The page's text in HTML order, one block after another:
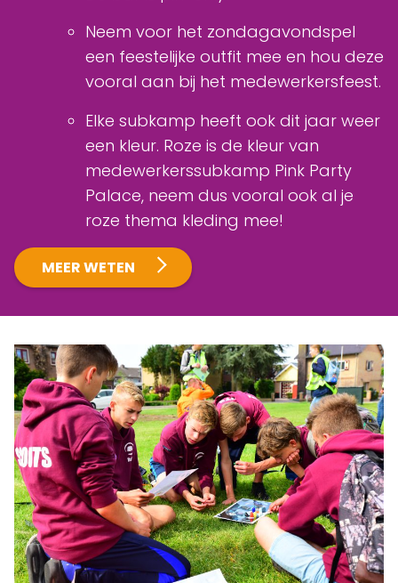
Neem voor het zondagavondspel
een feestelijke outfit mee en hou deze
vooral aan bij het medewerkersfeest.
Elke subkamp heeft ook dit jaar weer
een kleur. Roze is de kleur van
medewerkerssubkamp Pink Party
Palace, neem dus vooral ook al je
roze thema kleding mee!
MEER WETEN